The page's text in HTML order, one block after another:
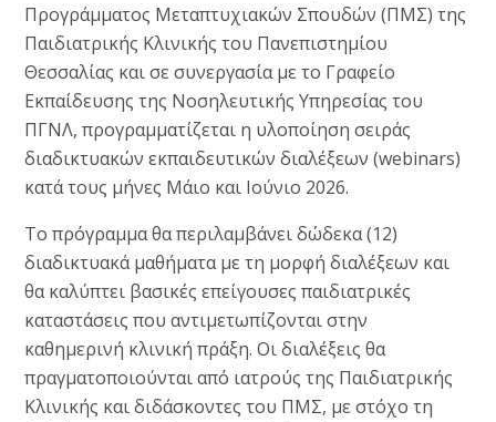
Προγράμματος Μεταπτυχιακών Σπουδών (ΠΜΣ) της
Παιδιατρικής Κλινικής του Πανεπιστημίου
Θεσσαλίας και σε συνεργασία με το Γραφείο
Εκπαίδευσης της Νοσηλευτικής Υπηρεσίας του
ΠΓΝΛ, προγραμματίζεται η υλοποίηση σειράς
διαδικτυακών εκπαιδευτικών διαλέξεων (webinars)
κατά τους μήνες Μάιο και Ιούνιο 2026.
Το πρόγραμμα θα περιλαμβάνει δώδεκα (12)
διαδικτυακά μαθήματα με τη μορφή διαλέξεων και
θα καλύπτει βασικές επείγουσες παιδιατρικές
καταστάσεις που αντιμετωπίζονται στην
καθημερινή κλινική πράξη. Οι διαλέξεις θα
πραγματοποιούνται από ιατρούς της Παιδιατρικής
Κλινικής και διδάσκοντες του ΠΜΣ, με στόχο τη